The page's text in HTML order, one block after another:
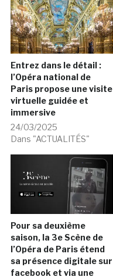
Entrez dans le détail :
l’Opéra national de
Paris propose une visite
virtuelle guidée et
immersive
24/03/2025
Dans "ACTUALITÉS"
Pour sa deuxième
saison, la 3e Scène de
l’Opéra de Paris étend
sa présence digitale sur
facebook et via une